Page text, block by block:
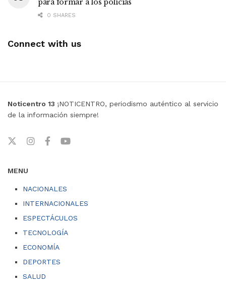
para formar a los policías
0 SHARES
Connect with us
Noticentro 13 ¡NOTICENTRO, periodismo auténtico al servicio
de la información siempre!
MENU
NACIONALES
INTERNACIONALES
ESPECTÁCULOS
TECNOLOGÍA
ECONOMÍA
DEPORTES
SALUD